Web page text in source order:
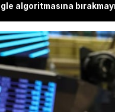
algoritmasına